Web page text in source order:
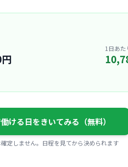
1日あた
ける日をきいてみる（無料）
定しません。日程を見てから決められます